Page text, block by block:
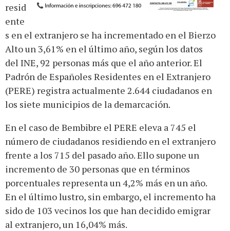
resid
ente
s en el extranjero se ha incrementado en el Bierzo
Alto un 3,61% en el último año, según los datos
del INE, 92 personas más que el año anterior. El
Padrón de Españoles Residentes en el Extranjero
(PERE) registra actualmente 2.644 ciudadanos en
los siete municipios de la demarcación.
En el caso de Bembibre el PERE eleva a 745 el
número de ciudadanos residiendo en el extranjero
frente a los 715 del pasado año. Ello supone un
incremento de 30 personas que en términos
porcentuales representa un 4,2% más en un año.
En el último lustro, sin embargo, el incremento ha
sido de 103 vecinos los que han decidido emigrar
al extranjero, un 16,04% más.